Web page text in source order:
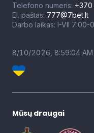
Telefono numeris: +370
El. paštas: 777@7bet.lt
Darbo laikas: I-VII 7:00-
8/10/2026, 8:59:05 AM
Mūsų draugai